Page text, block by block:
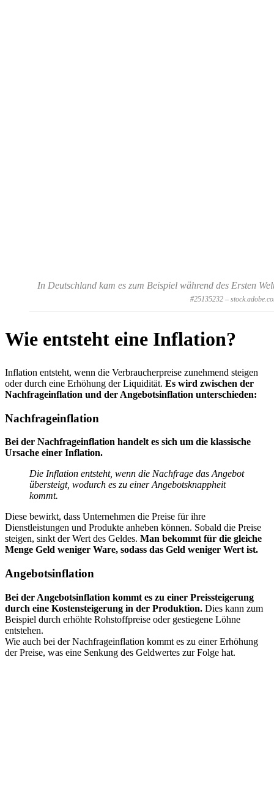
In Deutschland kam es zum Beispiel während des Ersten
#25135232 –
Wie entsteht eine Inflation?
Inflation entsteht, wenn die Verbraucherpreise zunehmend steigen
oder durch eine Erhöhung der Liquidität. Es wird zwischen der
Nachfrageinflation und der Angebotsinflation unterschieden:
Nachfrageinflation
Bei der Nachfrageinflation handelt es sich um die klassische
Ursache einer Inflation.
Die Inflation entsteht, wenn die Nachfrage das Angebot
übersteigt, wodurch es zu einer Angebotsknappheit
kommt.
Diese bewirkt, dass Unternehmen die Preise für ihre
Dienstleistungen und Produkte anheben können. Sobald die Preise
steigen, sinkt der Wert des Geldes. Man bekommt für die gleiche
Menge Geld weniger Ware, sodass das Geld weniger Wert ist.
Angebotsinflation
Bei der Angebotsinflation kommt es zu einer Preissteigerung
durch eine Kostensteigerung in der Produktion. Dies kann zum
Beispiel durch erhöhte Rohstoffpreise oder gestiegene Löhne
entstehen.
Wie auch bei der Nachfrageinflation kommt es zu einer Erhöhung
der Preise, was eine Senkung des Geldwertes zur Folge hat.